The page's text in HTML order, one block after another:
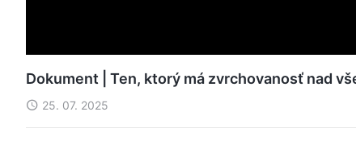
Dokument | Ten, ktorý má zvrchovanosť nad
25. 07. 2025